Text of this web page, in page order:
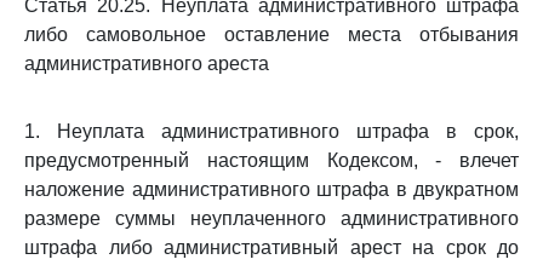
Статья 20.25. Неуплата административного штрафа
либо самовольное оставление места отбывания
административного ареста
1. Неуплата административного штрафа в срок,
предусмотренный настоящим Кодексом, - влечет
наложение административного штрафа в двукратном
размере суммы неуплаченного административного
штрафа либо административный арест на срок до